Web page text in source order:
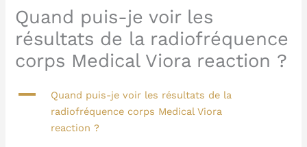
Quand puis-je voir les
résultats de la radiofréquence
corps Medical Viora reaction ?
A
Quand puis-je voir les résultats de la
radiofréquence corps Medical Viora
reaction ?